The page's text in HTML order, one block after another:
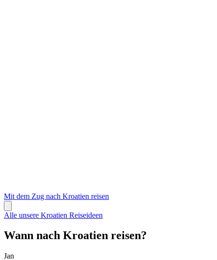
Mit dem Zug nach Kroatien reisen
Alle unsere Kroatien Reiseideen
Wann nach Kroatien reisen?
Jan